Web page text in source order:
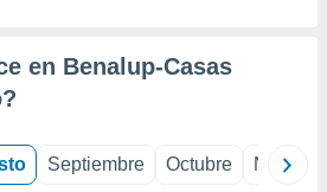
en Benalup-Casas
?
Septiembre Octubre